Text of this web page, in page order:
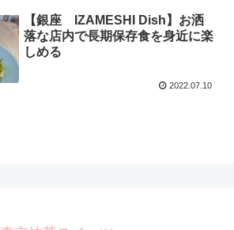
【銀座 IZAMESHI Dish】お洒
落な店内で長期保存食を身近に楽
しめる
2022.07.10